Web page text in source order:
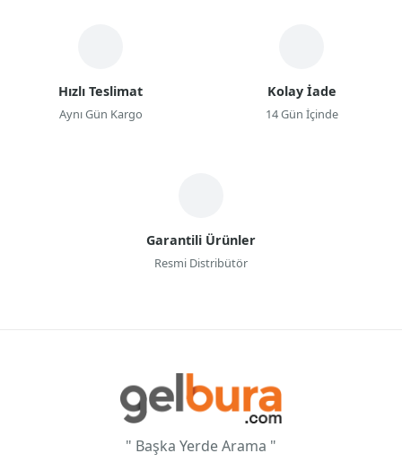
Hızlı Teslimat
Aynı Gün Kargo
Kolay İade
14 Gün İçinde
Garantili Ürünler
Resmi Distribütör
" Başka Yerde Arama "